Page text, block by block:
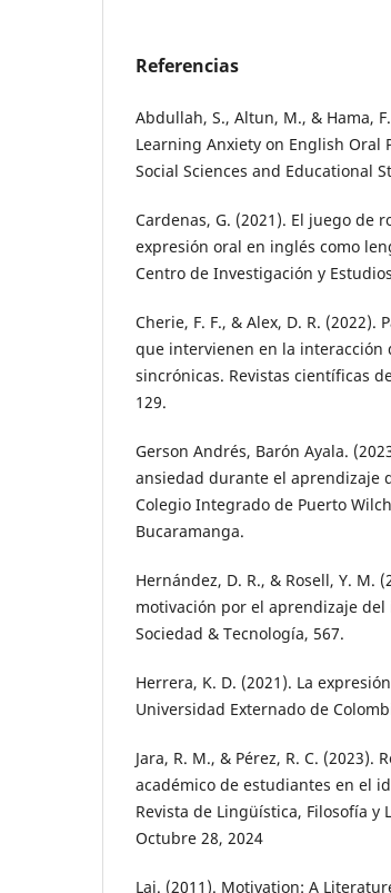
Referencias
Abdullah, S., Altun, M., & Hama,
Learning Anxiety on English
Social Sciences and Educational
Cardenas, G. (2021). El juego de
expresión oral en inglés como
Centro de Investigación y
Cherie, F. F., & Alex, D. R. (2022).
que intervienen en la interacción
sincrónicas. Revistas científicas
129.
Gerson Andrés, Barón Ayala.
ansiedad durante el aprendizaje
Colegio Integrado de Puerto
Bucaramanga.
Hernández, D. R., & Rosell, Y. M.
motivación por el aprendizaje
Sociedad & Tecnología, 567.
Herrera, K. D. (2021). La
Universidad Externado de
Jara, R. M., & Pérez, R. C.
académico de estudiantes en el
Revista de Lingüística, Filosofía y
Octubre 28, 2024
Lai. (2011). Motivation: A